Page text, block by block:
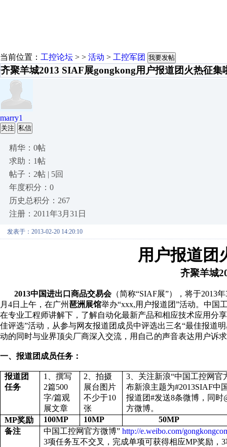
当前位置： 工控论坛 > > 活动 > 工控军团 我要发帖
齐聚羊城2013 SIAF展gongkong用户报道团火热征
marry1
关注 私信
精华：0帖
求助：1帖
帖子：2帖 | 5回
年度积分：0
历史总积分：267
注册：2011年3月31日
发表于：2013-02-20 14:20:10
用户报道团
齐聚羊城
2013中国进出口商品交易会（简称“SIAF展”）， 将于2013年
月 4日上午，在广州 琶洲展馆举办“xxx,用户报道团”活动。中国
在专业工程师讲解下，了解自动化最新产品和相应技术应用分
佳评选”活动，从参与网友报道团成员中评选出三名“最佳报道
动的同时与业界顶尖厂商深入交流，用自己的声音表达用户诉
一、报道团成员任务：
报道团
任务
1
、撰写
2篇500
字/篇观
展文章
2 、拍摄
展台图片
不少于10
张
3 、关注新浪“中国工控网官
布新浪主题为#2013SIAF中
报道团#发送8条微博，同时
方微博。
MP奖励 100MP 10MP
50MP
备注
中国工控网官方微博”http://e.weibo.com/
3项任务互不交叉，完成单项可获得相应MP奖励，3